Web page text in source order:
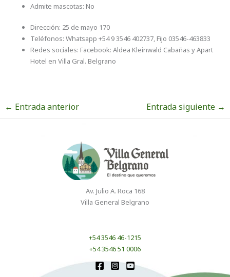
Admite mascotas: No
Dirección: 25 de mayo 170
Teléfonos: Whatsapp +54 9 3546 402737, Fijo 03546-463833
Redes sociales: Facebook: Aldea Kleinwald Cabañas y Apart
Hotel en Villa Gral. Belgrano
← Entrada anterior Entrada siguiente →
Av. Julio A. Roca 168
Villa General Belgrano
+54 3546 46-1215
+54 3546 51 0006